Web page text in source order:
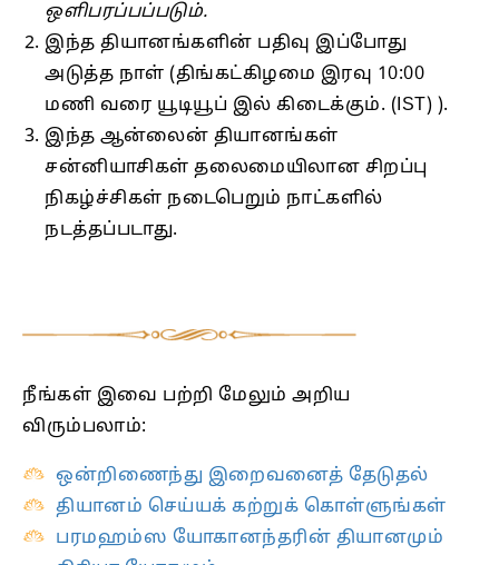
ஒளிபரப்பப்படும்.
இந்த தியானங்களின் பதிவு இப்போது
அடுத்த நாள் (திங்கட்கிழமை இரவு 10:00
மணி வரை யூடியூப் இல் கிடைக்கும். (IST) ).
இந்த ஆன்லைன் தியானங்கள்
சன்னியாசிகள் தலைமையிலான சிறப்பு
நிகழ்ச்சிகள் நடைபெறும் நாட்களில்
நடத்தப்படாது.
நீங்கள் இவை பற்றி மேலும் அறிய
விரும்பலாம்:
ஒன்றிணைந்து இறைவனைத் தேடுதல்
தியானம் செய்யக் கற்றுக் கொள்ளுங்கள்
பரமஹம்ஸ யோகானந்தரின் தியானமும்